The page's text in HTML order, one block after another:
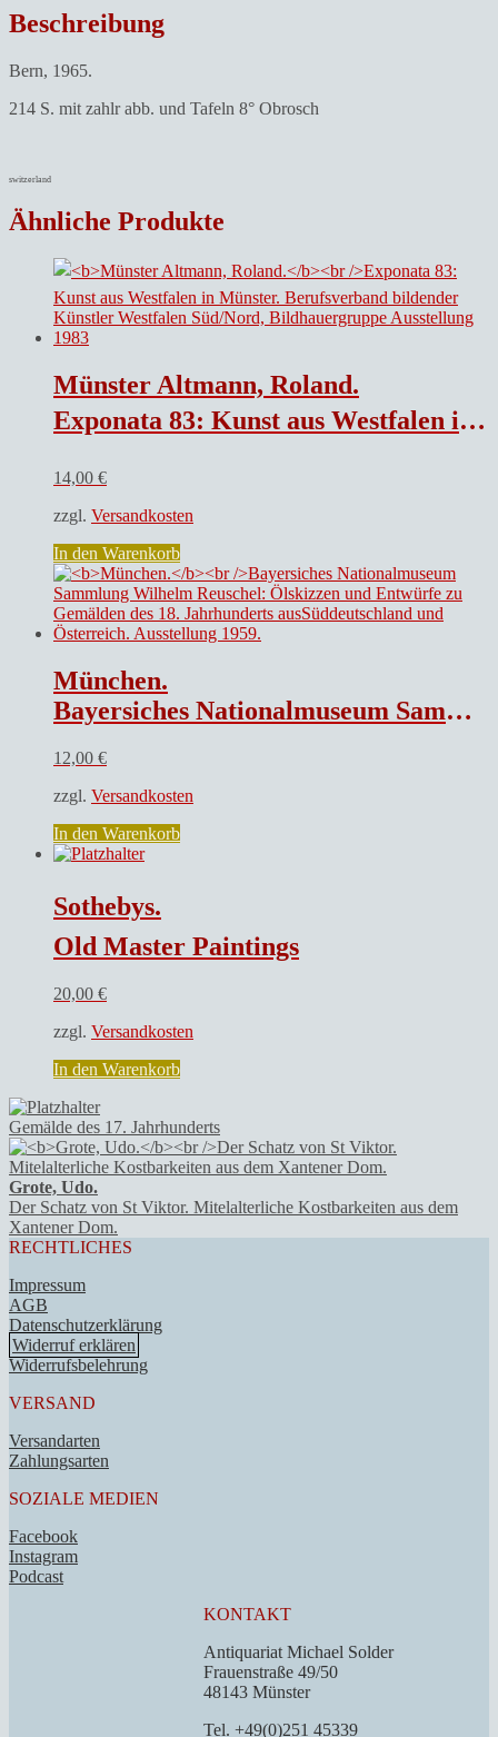
Stiftung:
Schweizer
aus
Jahrhundeten.
A.
Menge
Beschreibung
Bern, 1965.
214 S. mit zahlr abb. und Tafeln 8° Obrosch
switzerland
Ähnliche Produkte
Münster Altmann, Roland.
Exponata 83: Kunst aus Westfalen in Münster. Berufsverband bildender Künstler Westfalen Süd/Nord, Bildhauergruppe Ausstellung 1983
14,00 €
zzgl. Versandkosten
In den Warenkorb
München.
Bayersiches Nationalmuseum Sammlung Wilhelm Reuschel: Ölskizzen und Entwürfe zu Gemälden des 18. Jahrhunderts ausSüddeutschland und Österreich. Ausstellung 1959.
12,00 €
zzgl. Versandkosten
In den Warenkorb
Sothebys.
Old Master Paintings
20,00 €
zzgl. Versandkosten
In den Warenkorb
Gemälde des 17. Jahrhunderts
Grote, Udo.
Der Schatz von St Viktor. Mitelalterliche Kostbarkeiten aus dem
Xantener Dom.
RECHTLICHES
Impressum
AGB
Datenschutzerklärung
Widerruf erklären
Widerrufsbelehrung
VERSAND
Versandarten
Zahlungsarten
SOZIALE MEDIEN
Facebook
Instagram
Podcast
KONTAKT
Antiquariat Michael Solder
Frauenstraße 49/50
48143 Münster
Tel. +49(0)251 45339